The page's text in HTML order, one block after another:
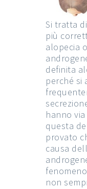
Si tratta
più
alopecia
definita
perché si
hanno
questa
provato
causa
non